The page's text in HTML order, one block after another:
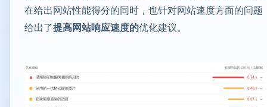
在给出网站性能得分的同时，也针对网站速度方面的问题
给出了提高网站响应速度的优化建议。